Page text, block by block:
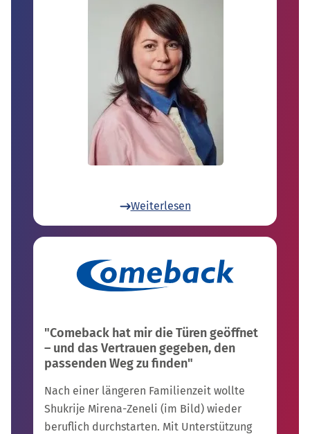
Weiterlesen
"Comeback hat mir die Türen geöffnet
– und das Vertrauen gegeben, den
passenden Weg zu finden"
Nach einer längeren Familienzeit wollte
Shukrije Mirena-Zeneli (im Bild) wieder
beruflich durchstarten. Mit Unterstützung